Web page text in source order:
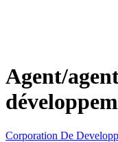
Agent/
Corporation De